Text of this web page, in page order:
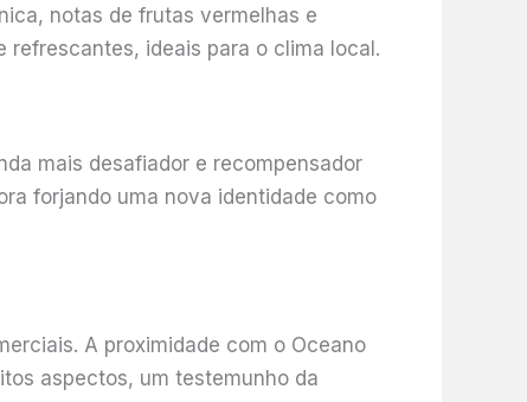
notas de frutas vermelhas e
refrescantes, ideais para o clima local.
mais desafiador e recompensador
forjando uma nova identidade como
A proximidade com o Oceano
aspectos, um testemunho da